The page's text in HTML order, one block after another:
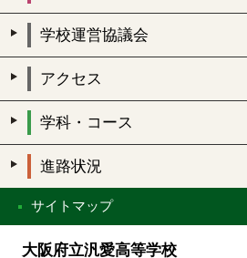
学校運営協議会
アクセス
学科・コース
進路状況
サイトマップ
大阪府立汎愛高等学校